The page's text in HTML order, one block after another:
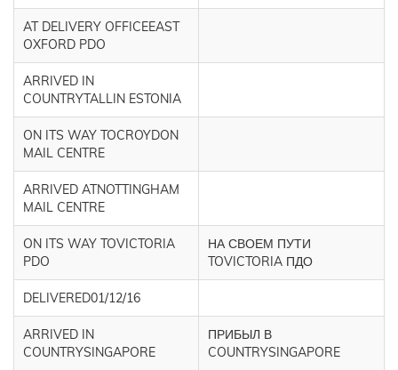
AT DELIVERY OFFICEEAST
OXFORD PDO
ARRIVED IN
COUNTRYTALLIN ESTONIA
ON ITS WAY TOCROYDON
MAIL CENTRE
ARRIVED ATNOTTINGHAM
MAIL CENTRE
ON ITS WAY TOVICTORIA
PDO
НА СВОЕМ ПУТИ
TOVICTORIA ПДО
DELIVERED01/12/16
ARRIVED IN
COUNTRYSINGAPORE
ПРИБЫЛ В
COUNTRYSINGAPORE